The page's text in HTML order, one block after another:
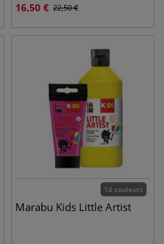
16,50 € 22,50€
14 couleurs
Marabu Kids Little Artist